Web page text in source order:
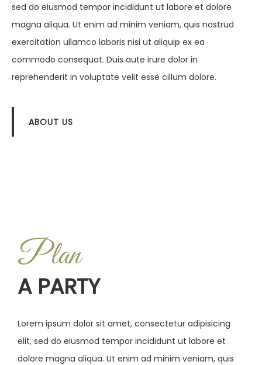
sed do eiusmod tempor incididunt ut labore et dolore
magna aliqua. Ut enim ad minim veniam, quis nostrud
exercitation ullamco laboris nisi ut aliquip ex ea
commodo consequat. Duis aute irure dolor in
reprehenderit in voluptate velit esse cillum dolore.
ABOUT US
Plan
A PARTY
Lorem ipsum dolor sit amet, consectetur adipisicing
elit, sed do eiusmod tempor incididunt ut labore et
dolore magna aliqua. Ut enim ad minim veniam, quis